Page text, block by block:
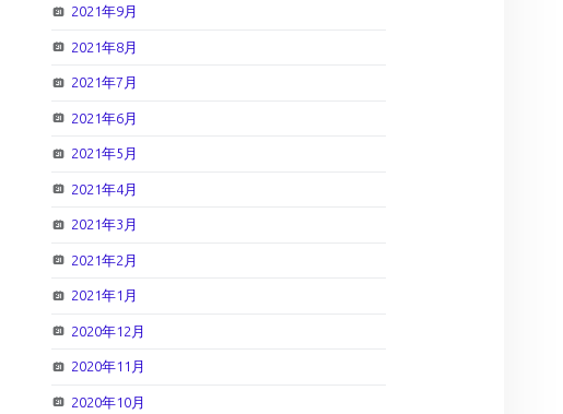
2021年9月
2021年8月
2021年7月
2021年6月
2021年5月
2021年4月
2021年3月
2021年2月
2021年1月
2020年12月
2020年11月
2020年10月